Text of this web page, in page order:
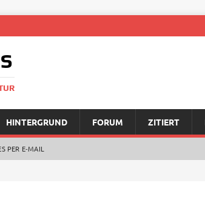
HINTERGRUND FORUM ZITIERT
PER E‑MAIL